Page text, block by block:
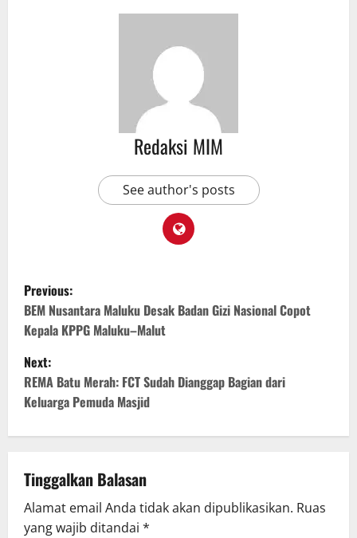
Redaksi MIM
See author's posts
Previous:
BEM Nusantara Maluku Desak Badan Gizi Nasional Copot
Kepala KPPG Maluku–Malut
Next:
REMA Batu Merah: FCT Sudah Dianggap Bagian dari
Keluarga Pemuda Masjid
Tinggalkan Balasan
Alamat email Anda tidak akan dipublikasikan. Ruas
yang wajib ditandai *